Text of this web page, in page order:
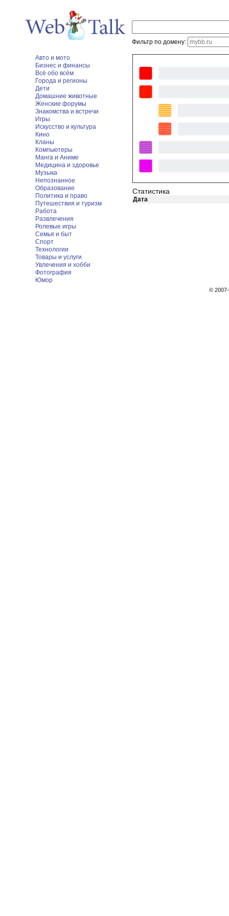
Фильтр по домену:
Авто и мото
Бизнес и финансы
Всё обо всём
Города и регионы
Дети
Домашние животные
Женские форумы
Знакомства и встречи
Игры
Искусство и культура
Кино
Кланы
Компьютеры
Манга и Аниме
Медицина и здоровье
Музыка
Непознанное
Образование
Политика и право
Путешествия и туризм
Работа
Развлечения
Ролевые игры
Семья и быт
Спорт
Технологии
Товары и услуги
Увлечения и хобби
Фотография
Юмор
Статистика
Дата
©